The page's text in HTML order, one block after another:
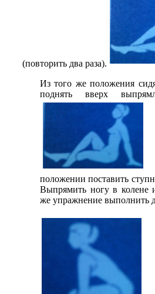
(повторить два раза).
Из того же положения
поднять вверх
положении поставить
Выпрямить ногу в колене
же упражнение выполнить